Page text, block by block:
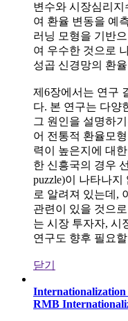
변수와 시장심리
여 환율 변동을 예
러닝 모형을 기반
여 우수한 것으로
성곱 신경망의 환
제6장에서는 연구
다. 본 연구는 다양
그 원인을 설명하
어 전통적 환율모
력이 높은지에 대
한 신흥국의 경우
puzzle)이 나타나지
로 알려져 있는데,
관련이 있을 것으
는 시장 투자자, 시
연구도 향후 필요
닫기
RMB